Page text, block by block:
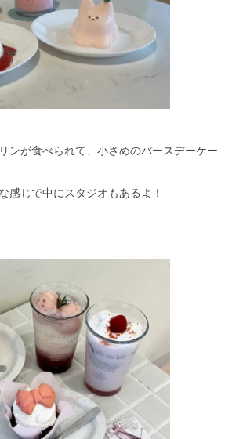
ンが食べられて、小さめのバースデーケー
感じで中にスタジオもあるよ！